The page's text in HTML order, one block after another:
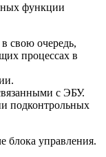
функции
свою очередь,
процессах в
с ЭБУ.
подконтрольных
блока управления.